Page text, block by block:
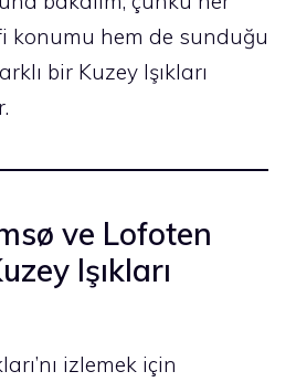
konumu hem de sunduğu
bir Kuzey Işıkları
ve Lofoten
Işıkları
izlemek için